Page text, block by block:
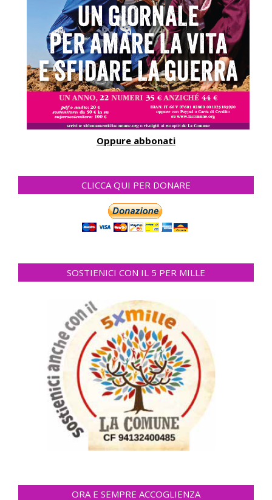
Oppure abbonati
CLICCA QUI PER DONARE
SOSTIENICI CON IL 5 PER MILLE
ORA E SEMPRE ACCOGLIENZA